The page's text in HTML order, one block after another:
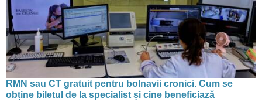
RMN sau CT gratuit pentru bolnavii cronici. Cum se
obține biletul de la specialist și cine beneficiază